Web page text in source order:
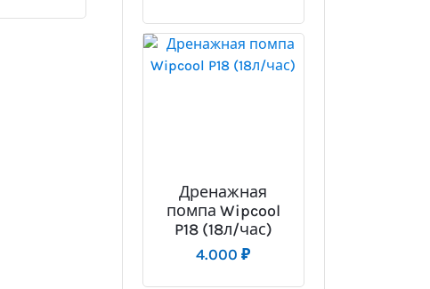
Дренажная
помпа Wipcool
P18 (18л/час)
4.000₽